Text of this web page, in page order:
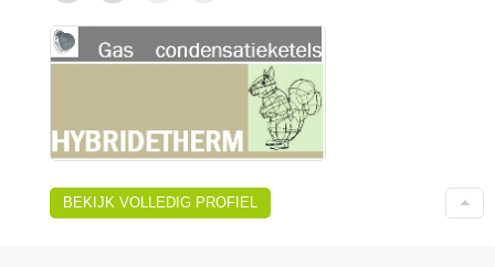
BEKIJK VOLLEDIG PROFIEL